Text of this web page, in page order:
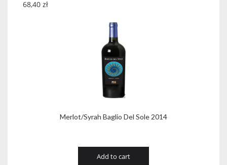
Merlot/Syrah Baglio Del Sole 2014
68,40 zł
Add to cart